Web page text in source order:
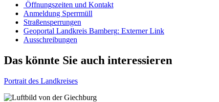
Öffnungszeiten und Kontakt
Anmeldung Sperrmüll
Straßensperrungen
Geoportal Landkreis Bamberg: Externer Link
Ausschreibungen
Das könnte Sie auch interessieren
Portrait des Landkreises